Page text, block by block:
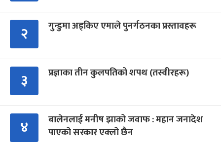
२ गुन्डुमा अड्किए एमाले पुनर्गठनका प्रस्तावहरू
३ प्रज्ञाका तीन कुलपतिको शपथ (तस्वीरहरू)
४
बालेनलाई मनीष झाको जवाफ : महान जनादेश
पाएको सरकार एक्लो छैन